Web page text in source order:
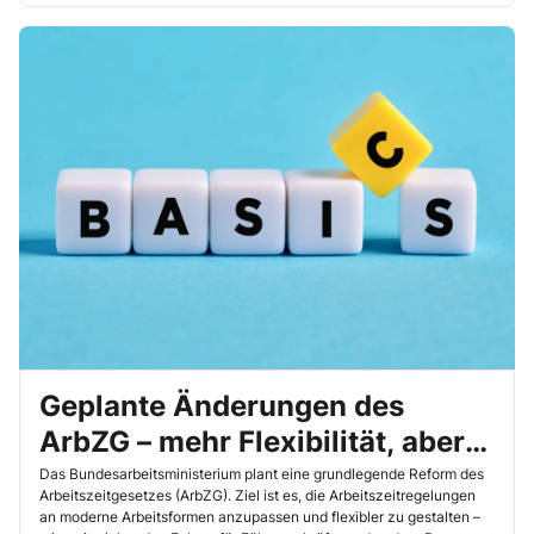
Geplante Änderungen des
ArbZG – mehr Flexibilität, aber
auch mehr Verantwortung
Das Bundesarbeitsministerium plant eine grundlegende Reform des
Arbeitszeitgesetzes (ArbZG). Ziel ist es, die Arbeitszeitregelungen
an moderne Arbeitsformen anzupassen und flexibler zu gestalten –